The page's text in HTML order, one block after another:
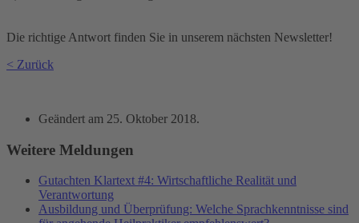
Die richtige Antwort finden Sie in unserem nächsten Newsletter!
< Zurück
Geändert am 25. Oktober 2018.
Weitere Meldungen
Gutachten Klartext #4: Wirtschaftliche Realität und
Verantwortung
Ausbildung und Überprüfung: Welche Sprachkenntnisse sind